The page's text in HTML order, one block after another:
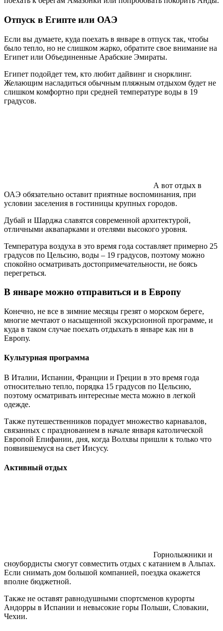
Отпуск в Египте или ОАЭ
Если вы думаете, куда поехать в январе в отпуск так, чтобы
было тепло, но не слишком жарко, обратите свое внимание на
Египет или Объединенные Арабские Эмираты.
Египет подойдет тем, кто любит дайвинг и снорклинг.
Желающим насладиться обычным пляжным отдыхом будет не
слишком комфортно при средней температуре воды в 19
градусов.
А вот отдых в
ОАЭ обязательно оставит приятные воспоминания, при
условии заселения в гостиницы крупных городов.
Дубай и Шарджа славятся современной архитектурой,
отличными аквапарками и отелями высокого уровня.
Температура воздуха в это время года составляет примерно 25
градусов по Цельсию, воды – 19 градусов, поэтому можно
спокойно осматривать достопримечательности, не боясь
перегреться.
В январе можно отправиться и в Европу
Конечно, не все в зимние месяцы грезят о морском береге,
многие мечтают о насыщенной экскурсионной программе, и
куда в таком случае поехать отдыхать в январе как ни в
Европу.
Культурная программа
В Италии, Испании, Франции и Греции в это время года
относительно тепло, порядка 15 градусов по Цельсию,
поэтому осматривать интересные места можно в легкой
одежде.
Также путешественников порадует множество карнавалов,
связанных с празднованием в начале января католической
Европой Епифании, дня, когда Волхвы пришли к только что
появившемуся на свет Иисусу.
Активный отдых
Горнолыжники и
сноубордисты смогут совместить отдых с катанием в Альпах.
Если снимать дом большой компанией, поездка окажется
вполне бюджетной.
Также не оставят равнодушными спортсменов курорты
Андорры в Испании и невысокие горы Польши, Словакии,
Чехии.